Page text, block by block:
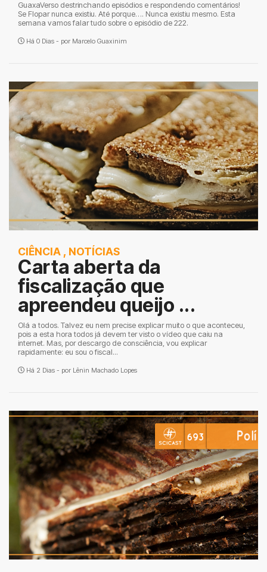
GuaxaVerso destrinchando episódios e respondendo comentários!
Se Flopar nunca existiu. Até porque…. Nunca existiu mesmo. Esta
semana vamos falar tudo sobre o episódio de 222.
Há 0 Dias - por Marcelo Guaxinim
CIÊNCIA , NOTÍCIAS
Carta aberta da
fiscalização que
apreendeu queijo ...
Olá a todos. Talvez eu nem precise explicar muito o que aconteceu,
pois a esta hora todos já devem ter visto o vídeo que caiu na
internet. Mas, por descargo de consciência, vou explicar
rapidamente: eu sou o fiscal...
Há 2 Dias - por Lênin Machado Lopes